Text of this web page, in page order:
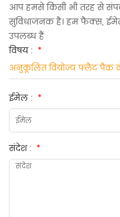
आप हमसे किसी भी तरह से
सुविधाजनक है। हम फैक्स,
उपलब्ध हैं
विषय : *
अनुकूलित वियोज्य फ्लैट पैक
ईमेल : *
संदेश : *